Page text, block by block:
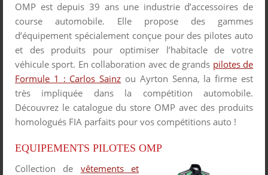
OMP est depuis 39 ans une industrie d’accessoires de
course automobile. Elle propose des gammes
d’équipement spécialement conçue pour des pilotes auto
et des produits pour optimiser l’habitacle de votre
véhicule sport. En collaboration avec de grands pilotes de
Formule 1 : Carlos Sainz ou Ayrton Senna, la firme est
très impliquée dans la compétition automobile.
Découvrez le catalogue du store OMP avec des produits
homologués FIA parfaits pour vos compétitions auto !
EQUIPEMENTS PILOTES OMP
Collection de vêtements et